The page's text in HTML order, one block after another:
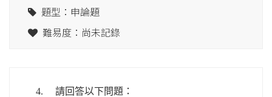
題型：申論題
難易度：尚未記錄
4.
請回答以下問題：